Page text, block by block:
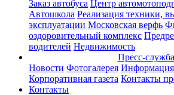
Заказ автобуса Центр
Автошкола Реализация техники,
эксплуатации Московская верфь
оздоровительный комплекс
водителей Недвижимость
Пресс-служба
Новости Фотогалерея
Корпоративная газета Контакты
Контакты